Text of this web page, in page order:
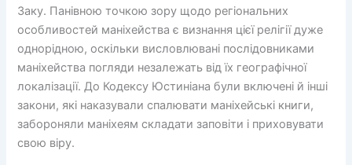
Заку. Панівною точкою зору щодо регіональних
особливостей маніхейства є визнання цієї релігії дуже
однорідною, оскільки висловлювані послідовниками
маніхейства погляди незалежать від їх географічної
локалізації. До Кодексу Юстиніана були включені й інші
закони, які наказували спалювати маніхейські книги,
забороняли маніхеям складати заповіти і приховувати
свою віру.